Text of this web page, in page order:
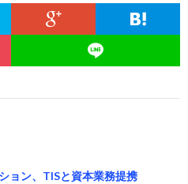
ョン、TISと資本業務提携